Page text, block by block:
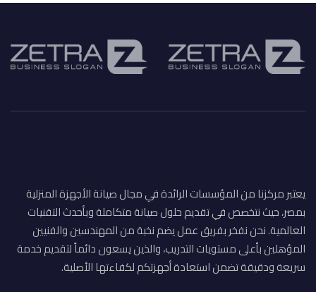
يعتبر مركزنا من المؤسسات الرائدة في مجال صيانة الأجهزة المنزلية
بمصر، حيث نتخصص في تقديم حلول صيانة متكاملة وبأحدث التقنيات
العالمية. نحن نفخر بفريق عمل يضم نخبة من المهندسين والفنيين
المؤهلين بأعلى مستويات التدريب، والذين يسعون دائماً لتقديم خدمة
سريعة ودقيقة تضمن استعادة أجهزتكم لكفاءتها الأصلية.